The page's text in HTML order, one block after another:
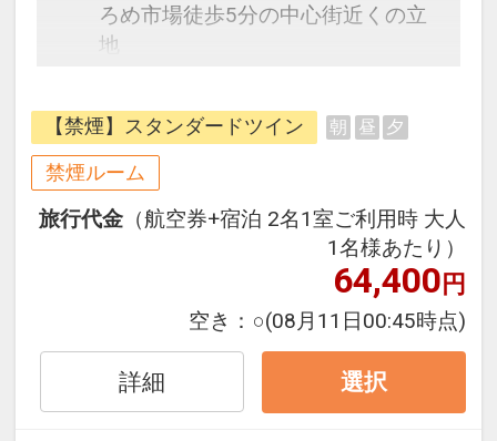
ろめ市場徒歩5分の中心街近くの立
地
館内設備で快適にお過ごしいただけ
ます。
【宿泊特典】
・館内直営レストランでの夕食10％
割引（お会計時に、ルームキーをご
提示ください）
計時に、ルームキーをご提示くださ
【禁煙】スタンダードツイン 朝 昼 夕
禁煙ルーム
旅行代金 （航空券+宿泊 2名1室ご利用時 大人
1名様あたり）
64,400円
空き： ○(08月11日00:45時点)
詳細 選択